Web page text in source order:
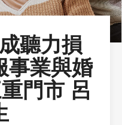
聽力損
事業與婚
門市 呂